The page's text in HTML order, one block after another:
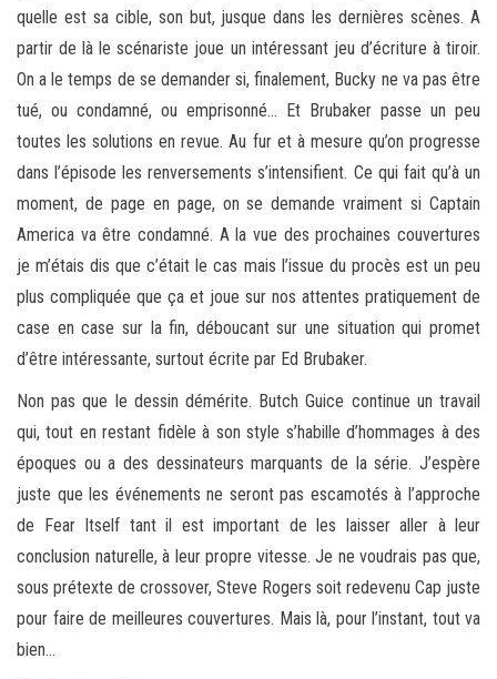
quelle est sa cible, son but, jusque dans les dernières scènes. A
partir de là le scénariste joue un intéressant jeu d’écriture à tiroir.
On a le temps de se demander si, finalement, Bucky ne va pas être
tué, ou condamné, ou emprisonné… Et Brubaker passe un peu
toutes les solutions en revue. Au fur et à mesure qu’on progresse
dans l’épisode les renversements s’intensifient. Ce qui fait qu’à un
moment, de page en page, on se demande vraiment si Captain
America va être condamné. A la vue des prochaines couvertures
je m’étais dis que c’était le cas mais l’issue du procès est un peu
plus compliquée que ça et joue sur nos attentes pratiquement de
case en case sur la fin, déboucant sur une situation qui promet
d’être intéressante, surtout écrite par Ed Brubaker.
Non pas que le dessin démérite. Butch Guice continue un travail
qui, tout en restant fidèle à son style s’habille d’hommages à des
époques ou a des dessinateurs marquants de la série. J’espère
juste que les événements ne seront pas escamotés à l’approche
de Fear Itself tant il est important de les laisser aller à leur
conclusion naturelle, à leur propre vitesse. Je ne voudrais pas que,
sous prétexte de crossover, Steve Rogers soit redevenu Cap juste
pour faire de meilleures couvertures. Mais là, pour l’instant, tout va
bien…